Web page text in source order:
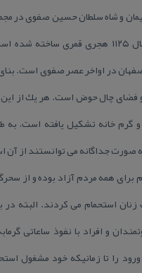
و شاه سلطان حسین صفوی در
آن بوده، به سال ۱۱۲۵ هجری قمری
در اواخر عصر صفوی است.
فضای چال حوض است. هر یك از
گرم خانه تشكیل یافته است، به
صورت جداگانه می ‌توانستند از آن
برای همه مردم آزاد بوده و از
زنان استحمام می كردند. البته
و افراد با نفوذ ساعاتی
را تا زمانیكه خود مشغول